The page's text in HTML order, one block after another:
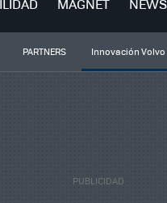
PARTNERS Innovación Volvo